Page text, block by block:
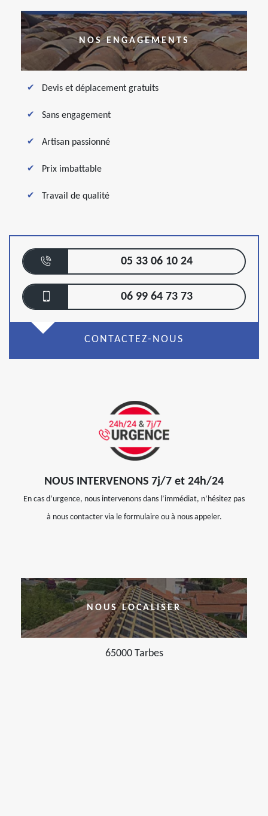
NOS ENGAGEMENTS
Devis et déplacement gratuits
Sans engagement
Artisan passionné
Prix imbattable
Travail de qualité
05 33 06 10 24
06 99 64 73 73
CONTACTEZ-NOUS
NOUS INTERVENONS 7j/7 et 24h/24
En cas d’urgence, nous intervenons dans l’immédiat, n’hésitez pas
à nous contacter via le formulaire ou à nous appeler.
NOUS LOCALISER
65000 Tarbes